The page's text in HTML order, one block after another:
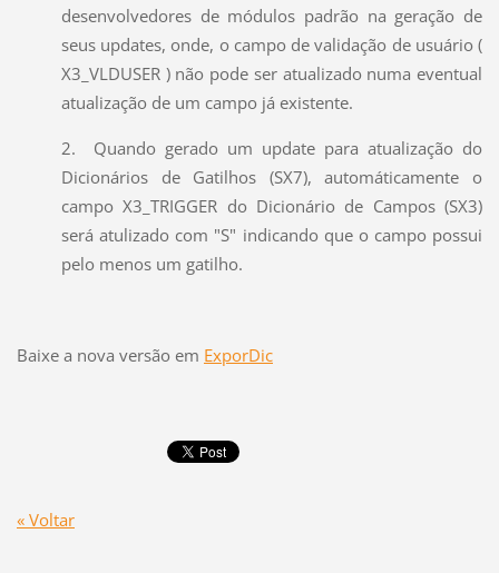
desenvolvedores de módulos padrão na geração de
seus updates, onde, o campo de validação de usuário (
X3_VLDUSER ) não pode ser atualizado numa eventual
atualização de um campo já existente.
2. Quando gerado um update para atualização do
Dicionários de Gatilhos (SX7), automáticamente o
campo X3_TRIGGER do Dicionário de Campos (SX3)
será atulizado com "S" indicando que o campo possui
pelo menos um gatilho.
Baixe a nova versão em ExporDic
« Voltar